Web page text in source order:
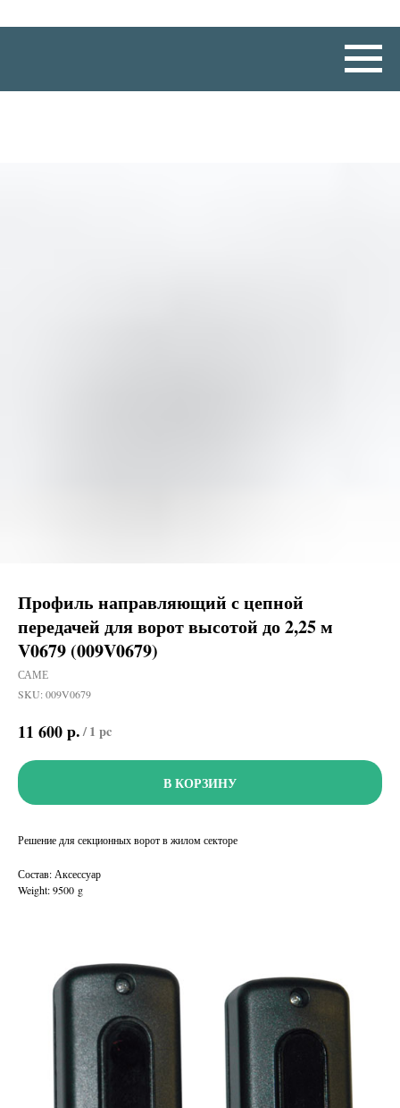
Профиль направляющий с цепной
передачей для ворот высотой до 2,25 м
V0679 (009V0679)
САМЕ
SKU: 009V0679
11 600р./1 pc
В КОРЗИНУ
Решение для секционных ворот в жилом секторе
Состав: Аксессуар
Weight: 9500 g